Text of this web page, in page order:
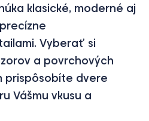
klasické, moderné aj
Vyberať si
a povrchových
prispôsobíte dvere
Vášmu vkusu a